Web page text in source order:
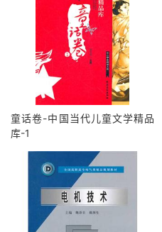
童话卷-中国当代儿童文学精品
库-1